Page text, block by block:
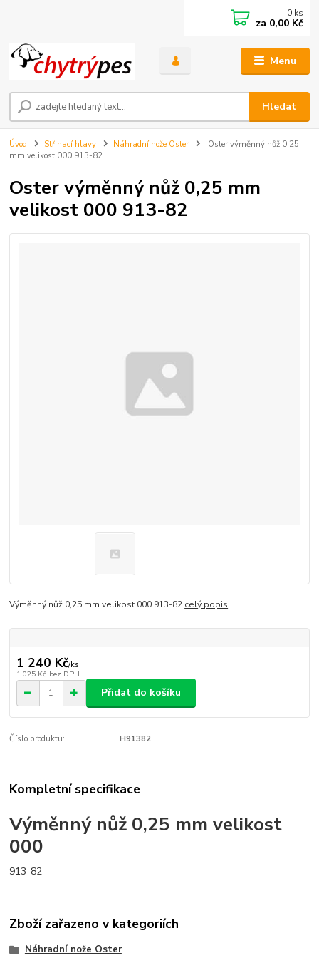
Menu
Hledat
0 ks
za 0,00 Kč
Úvod Střihací hlavy Náhradní nože Oster
Oster výměnný nůž 0,25
mm velikost 000 913-82
Oster výměnný nůž 0,25 mm
velikost 000 913-82
Výměnný nůž 0,25 mm velikost 000 913-82 celý popis
1 240 Kč/ks
1 025 Kč bez DPH
Přidat do košíku
Číslo produktu: H91382
Kompletní specifikace
Výměnný nůž 0,25 mm velikost
000
913-82
Zboží zařazeno v kategoriích
Náhradní nože Oster